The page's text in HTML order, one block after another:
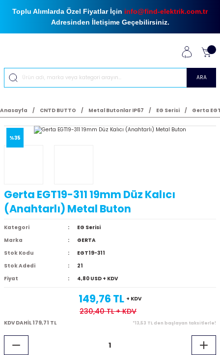
Toplu Alımlarda Özel Fiyatlar İçin info@find-elektrik.com.tr
Adresinden İletişime Geçebilirsiniz.
ARA
Anasayfa CNTD BUTTO Metal Butonlar IP67 EG Serisi Gerta
%35
Gerta EGT19-311 19mm Düz Kalıcı
(Anahtarlı) Metal Buton
Kategori
EG Serisi
Marka
GERTA
Stok Kodu
EGT19-311
Stok Adedi
21
Fiyat
4,80 USD + KDV
149,76 TL + KDV
230,40 TL+ KDV
KDV DAHİL 179,71 TL *13,53 TL den başlayan taksitlerle!